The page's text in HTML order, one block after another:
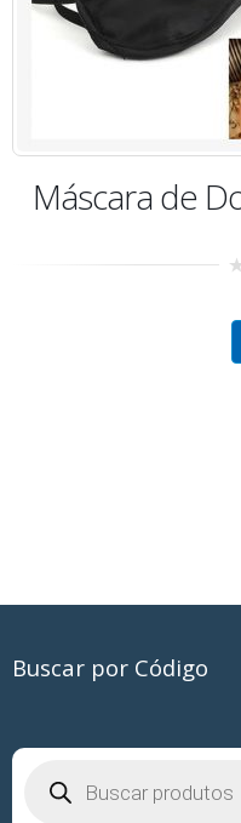
Porta
Buscar por Código
produtos